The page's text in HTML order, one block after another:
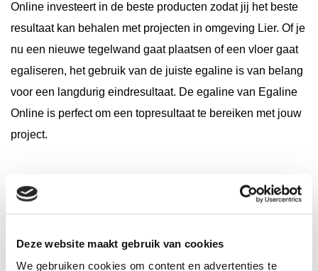
Deze website maakt gebruik van cookies
We gebruiken cookies om content en advertenties te
Online investeert in de beste producten zodat jij het beste
resultaat kan behalen met projecten in omgeving Lier. Of je
nu een nieuwe tegelwand gaat plaatsen of een vloer gaat
egaliseren, het gebruik van de juiste egaline is van belang
voor een langdurig eindresultaat. De egaline van Egaline
Online is perfect om een topresultaat te bereiken met jouw
project.
Wij leveren bij jouw adres